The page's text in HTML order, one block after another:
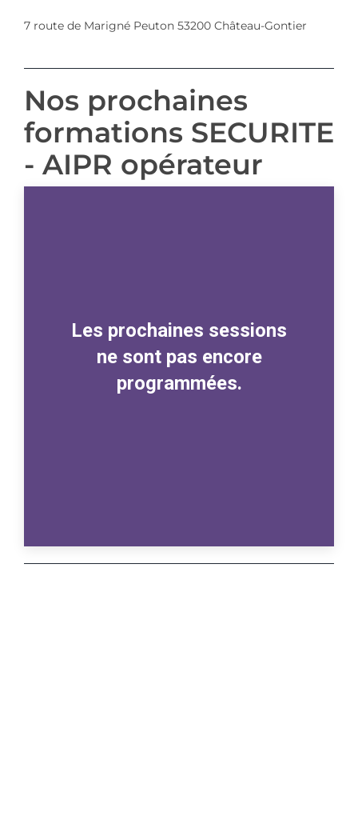
7 route de Marigné Peuton 53200 Château-Gontier
Nos prochaines
formations SECURITE
- AIPR opérateur
Les prochaines sessions
ne sont pas encore
programmées.